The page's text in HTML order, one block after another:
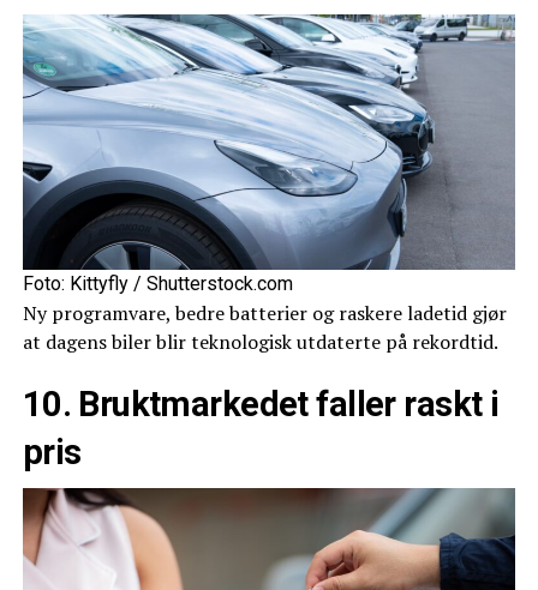
Foto: Kittyfly / Shutterstock.com
Ny programvare, bedre batterier og raskere ladetid gjør
at dagens biler blir teknologisk utdaterte på rekordtid.
10. Bruktmarkedet faller raskt i
pris